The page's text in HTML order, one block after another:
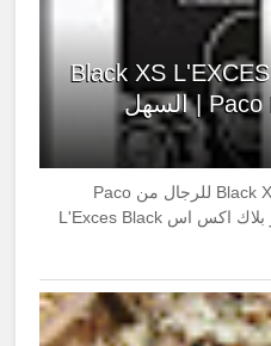
عطر بلاك اكس اس Black XS L'EXCES
للرجال منPaco Rabanne | السهل
عطر بلاك اكس اس Black XS L'EXCES للرجال من Paco
Rabanne | السهل الممتنع عطر بلاك اكس اس L'Exces Black